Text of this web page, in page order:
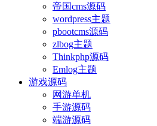
帝国cms源码
wordpress主题
pbootcms源码
zlbog主题
Thinkphp源码
Emlog主题
游戏源码
网游单机
手游源码
端游源码